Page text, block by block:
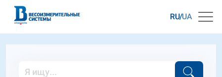
RU UA